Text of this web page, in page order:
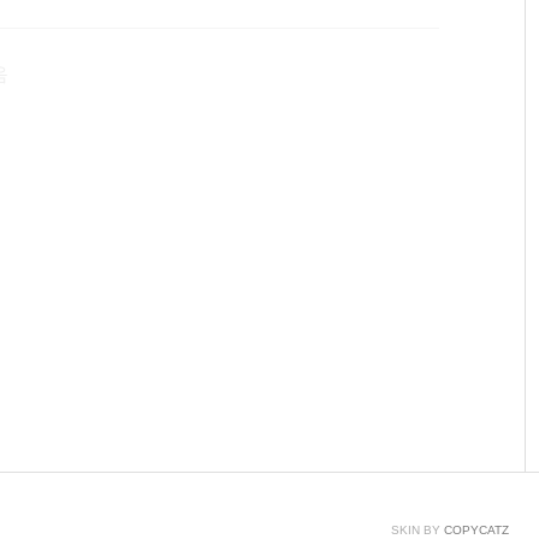
SKIN BY COPYCATZ